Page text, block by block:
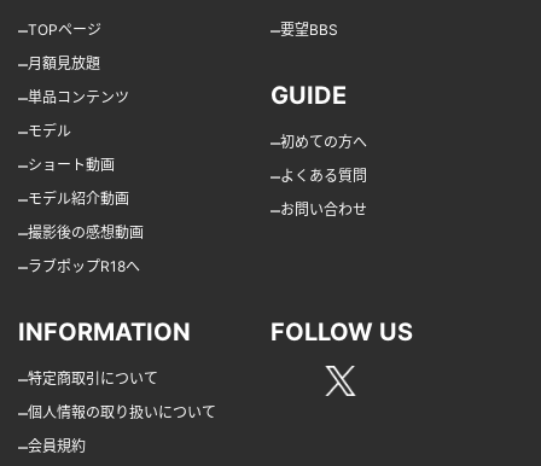
–TOPページ
–月額見放題
–単品コンテンツ
–モデル
–ショート動画
–モデル紹介動画
–撮影後の感想動画
–ラブポップR18へ
–要望BBS
GUIDE
–初めての方へ
–よくある質問
–お問い合わせ
INFORMATION
–特定商取引について
–個人情報の取り扱いについて
–会員規約
FOLLOW US